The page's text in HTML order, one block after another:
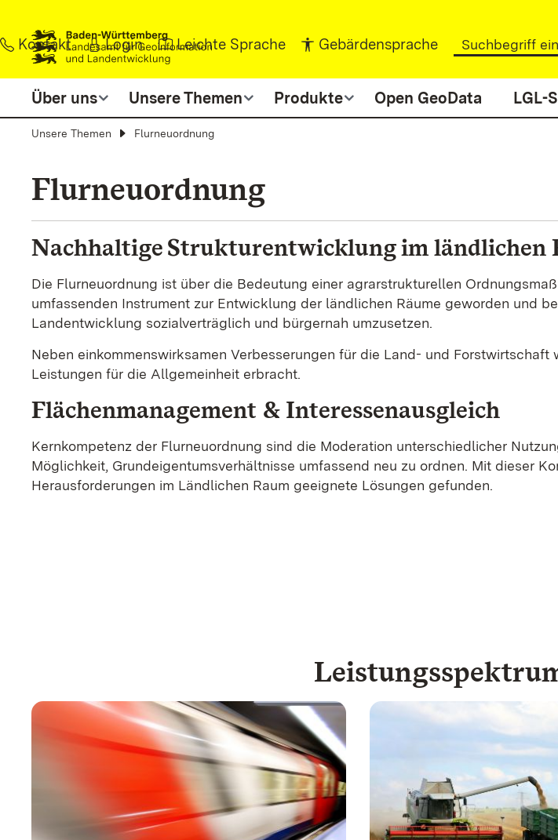
Kontakt Login Leichte Sprache Gebärdensprache
Über uns Unsere Themen Produkte Open GeoData LGL-
Unsere Themen Flurneuordnung
Flurneuordnung
Nachhaltige Strukturentwicklung im ländlichen
Die Flurneuordnung ist über die Bedeutung einer agrarstrukturellen
umfassenden Instrument zur Entwicklung der ländlichen Räume geworden und
Landentwicklung sozialverträglich und bürgernah umzusetzen.
Neben einkommenswirksamen Verbesserungen für die Land- und Forstwirtschaft
Leistungen für die Allgemeinheit erbracht.
Flächenmanagement & Interessenausgleich
Kernkompetenz der Flurneuordnung sind die Moderation unterschiedlicher
Möglichkeit, Grundeigentumsverhältnisse umfassend neu zu ordnen. Mit dieser
Herausforderungen im Ländlichen Raum geeignete Lösungen gefunden.